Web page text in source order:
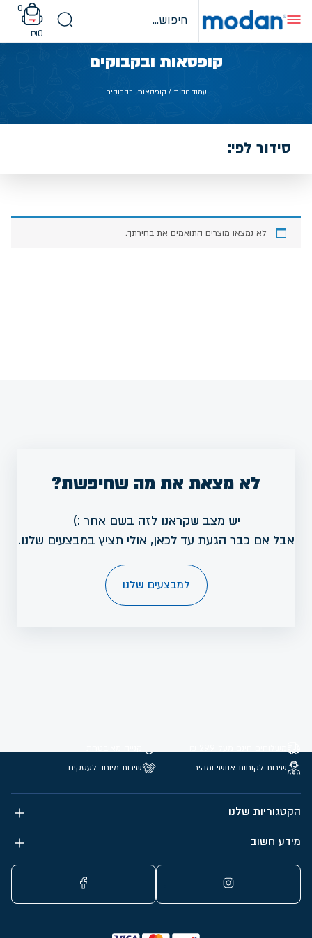
content
0
₪0
קופסאות ובקבוקים
עמוד הבית / קופסאות ובקבוקים
סידור לפי:
לא נמצאו מוצרים התואמים את בחירתך.
לא מצאת את מה שחיפשת?
יש מצב שקראנו לזה בשם אחר :)
אבל אם כבר הגעת עד לכאן, אולי תציץ במבצעים שלנו.
למבצעים שלנו
שירות לקוחות אנושי ומהיר
שירות מיוחד לעסקים
הקטגוריות שלנו
מידע חשוב